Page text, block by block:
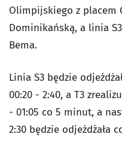
Olimpijskiego z placem
Dominikańską, a linia
Bema.
Linia S3 będzie
00:20 - 2:40, a T3
- 01:05 co 5 minut, a
2:30 będzie odjeżdżała